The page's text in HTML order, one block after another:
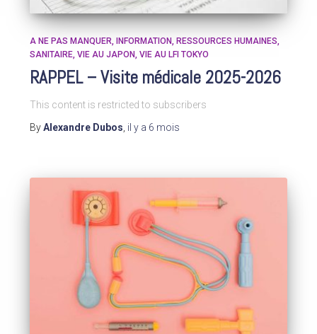
A NE PAS MANQUER INFORMATION
RESSOURCES HUMAINES
SANITAIRE VIE AU JAPON VIE AU LFI TOKYO
RAPPEL – Visite médicale 2025-2026
This content is restricted to subscribers
ByAlexandre Dubos, il y a 6 mois